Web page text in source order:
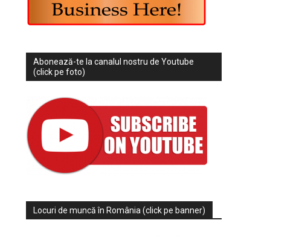
Abonează-te la canalul nostru de Youtube
(click pe foto)
Locuri de muncă în România (click pe banner)